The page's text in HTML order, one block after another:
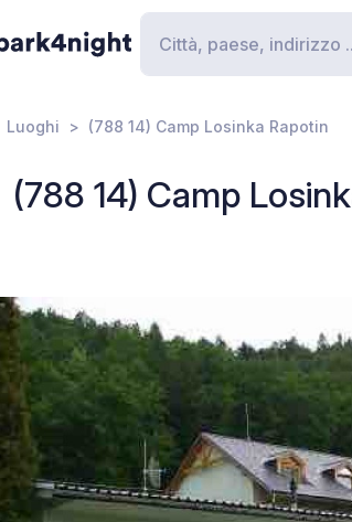
Luoghi (788 14) Camp Losinka Rapotin
(788 14) Camp